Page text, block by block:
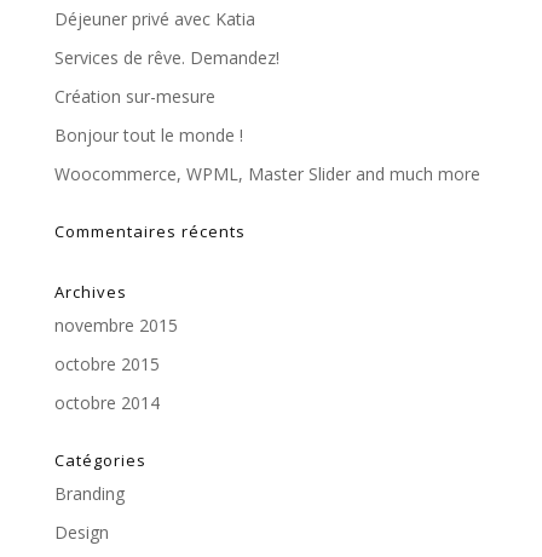
Déjeuner privé avec Katia
Services de rêve. Demandez!
Création sur-mesure
Bonjour tout le monde !
Woocommerce, WPML, Master Slider and much more
Commentaires récents
Archives
novembre 2015
octobre 2015
octobre 2014
Catégories
Branding
Design